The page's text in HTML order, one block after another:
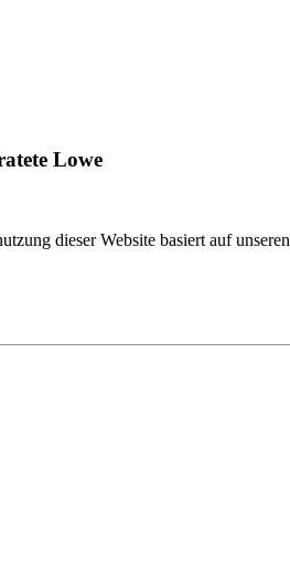
Lowe
dieser Website basiert auf unseren